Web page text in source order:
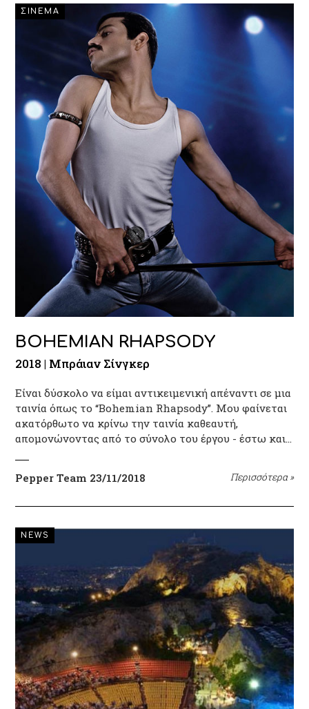
ΣΙΝΕΜΑ
BOHEMIAN RHAPSODY
2018 | Μπράιαν Σίνγκερ
Είναι δύσκολο να είμαι αντικειμενική απέναντι σε μια
ταινία όπως το “Bohemian Rhapsody”. Μου φαίνεται
ακατόρθωτο να κρίνω την ταινία καθεαυτή,
απομονώνοντας από το σύνολο του έργου - έστω και…
Pepper Team 23/11/2018 Περισσότερα »
NEWS